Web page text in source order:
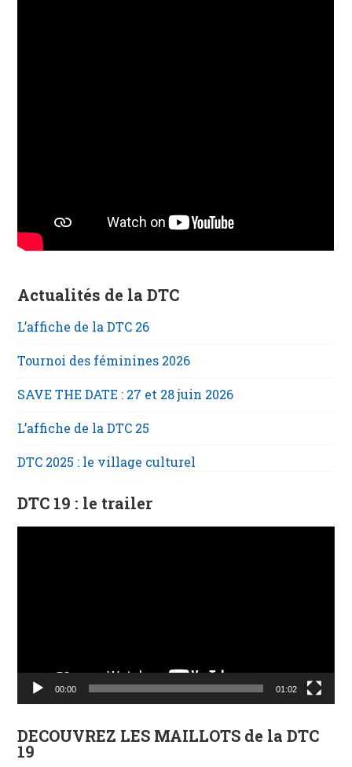
Actualités de la DTC
L’affiche de la DTC 26
Tournoi des féminines 2026
SAVE THE DATE : 27 et 28 juin 2026
L’affiche de la DTC 25
DTC 2025 : le village culturel
DTC 19 : le trailer
00:00 01:02
DECOUVREZ LES MAILLOTS de la DTC
19